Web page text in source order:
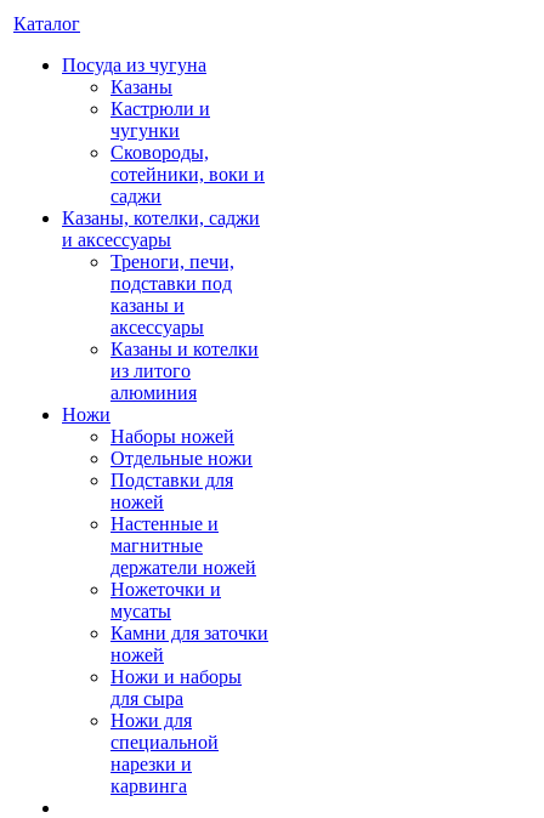
Каталог
Посуда из чугуна
Казаны
Кастрюли и
чугунки
Сковороды,
сотейники, воки и
саджи
Казаны, котелки, саджи
и аксессуары
Треноги, печи,
подставки под
казаны и
аксессуары
Казаны и котелки
из литого
алюминия
Ножи
Наборы ножей
Отдельные ножи
Подставки для
ножей
Настенные и
магнитные
держатели ножей
Ножеточки и
мусаты
Камни для заточки
ножей
Ножи и наборы
для сыра
Ножи для
специальной
нарезки и
карвинга